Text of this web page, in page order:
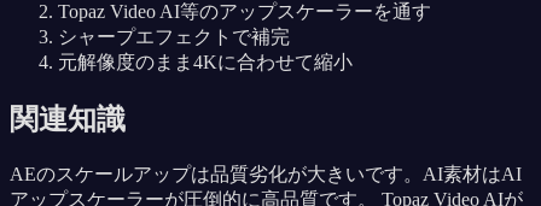
Topaz Video AI等のアップスケーラーを通す
シャープエフェクトで補完
元解像度のまま4Kに合わせて縮小
関連知識
AEのスケールアップは品質劣化が大きいです。AI素材はAI
アップスケーラーが圧倒的に高品質です。 Topaz Video AIが